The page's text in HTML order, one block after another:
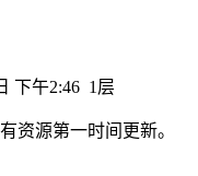
下午2:46 1层
资源第一时间更新。